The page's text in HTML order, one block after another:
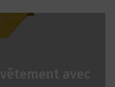
avec